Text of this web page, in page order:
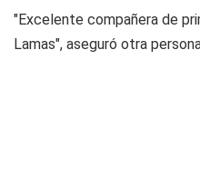
"Excelente compañera de
Lamas", aseguró otra